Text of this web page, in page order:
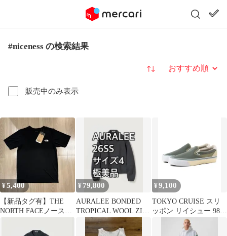
#niceness の検索結果
販売中のみ表示
並び替え
¥5,400
【新品タグ有】THE
NORTH FACEノースフ
¥ 79,800
AURALEE BONDED
TROPICAL WOOL ZIP
BLOUSON
¥9,100
TOKYO CRUISE スリ
ッポン リイシュー 98